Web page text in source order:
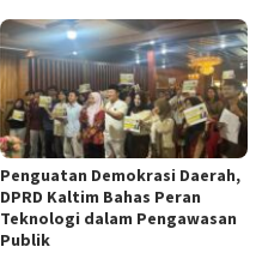
Penguatan Demokrasi Daerah,
DPRD Kaltim Bahas Peran
Teknologi dalam Pengawasan
Publik